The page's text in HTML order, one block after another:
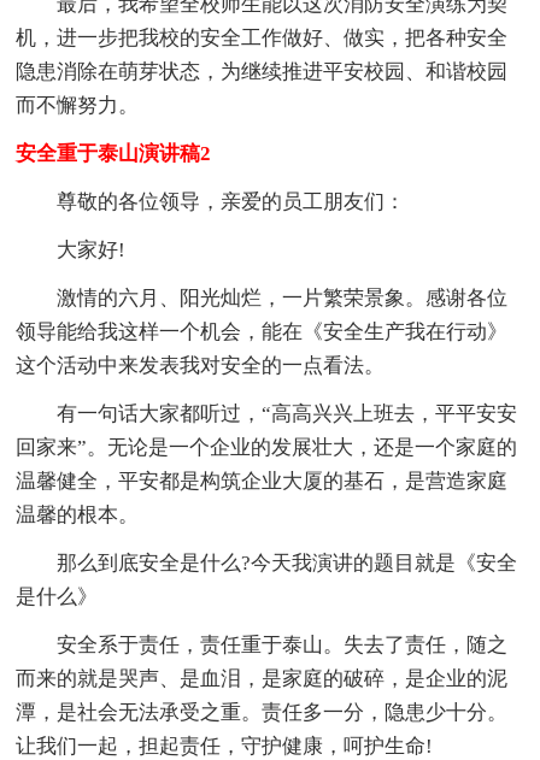
机，进一步把我校的安全工作做好、做实，把各种安全
隐患消除在萌芽状态，为继续推进平安校园、和谐校园
而不懈努力。
安全重于泰山演讲稿2
尊敬的各位领导，亲爱的员工朋友们：
大家好!
激情的六月、阳光灿烂，一片繁荣景象。感谢各位
领导能给我这样一个机会，能在《安全生产我在行动》
这个活动中来发表我对安全的一点看法。
有一句话大家都听过，“高高兴兴上班去，平平安安
回家来”。无论是一个企业的发展壮大，还是一个家庭的
温馨健全，平安都是构筑企业大厦的基石，是营造家庭
温馨的根本。
那么到底安全是什么?今天我演讲的题目就是《安全
是什么》
安全系于责任，责任重于泰山。失去了责任，随之
而来的就是哭声、是血泪，是家庭的破碎，是企业的泥
潭，是社会无法承受之重。责任多一分，隐患少十分。
让我们一起，担起责任，守护健康，呵护生命!